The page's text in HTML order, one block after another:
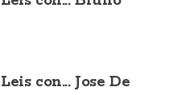
con... Jose De